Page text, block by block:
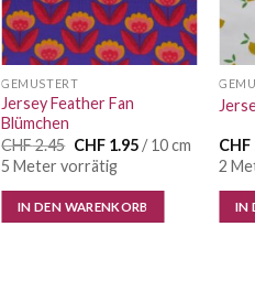
GEMUSTERT
Jersey Feather Fan
Blümchen
CHF2.45 Ursprünglicher
Preis
war:
CHF 2.45
CHF1.95Aktueller
CHF 1.95.
/ 10 cm
5 Meter vorrätig
IN DEN WARENKORB
CHF
2
IN